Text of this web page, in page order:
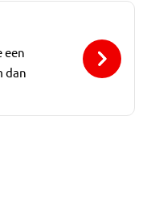
een
dan